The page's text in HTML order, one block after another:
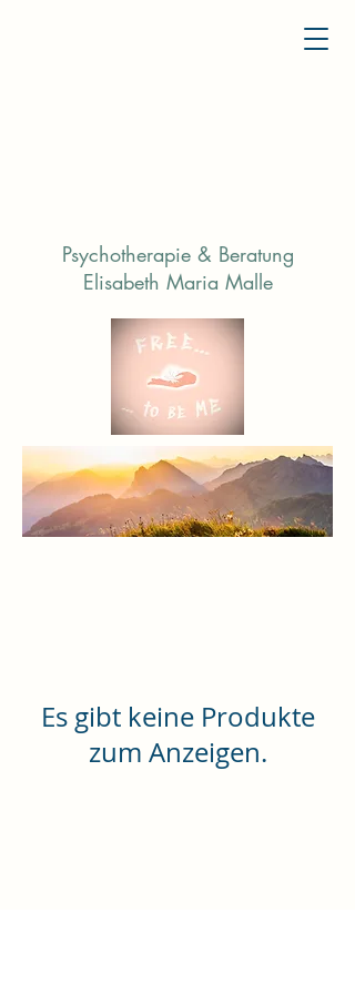
Psychotherapie & Beratung
Elisabeth Maria Malle
Es gibt keine Produkte
zum Anzeigen.